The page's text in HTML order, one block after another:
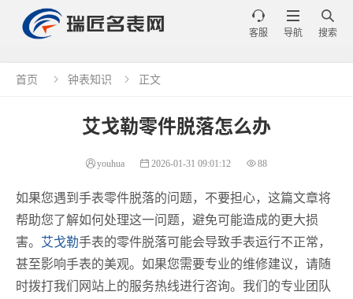

搜索

导航

客服
首页  钟表知识  正文
艾戈勒零件脱落怎么办
youhua 2026-01-31 09:01:12 88
如果您遇到手表零件脱落的问题，不要担心，这篇文章将
帮助您了解如何处理这一问题，避免可能造成的更大损
害。 艾戈勒手表的零件脱落可能会导致手表运行不正常，
甚至影响手表的美观。如果您需要专业的维修建议，请随
时拨打我们网站上的服务热线进行咨询。我们的专业团队